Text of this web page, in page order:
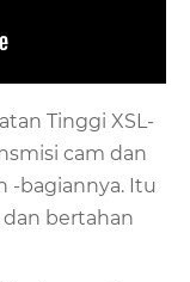
Tinggi XSL-
cam dan
-bagiannya. Itu
bertahan